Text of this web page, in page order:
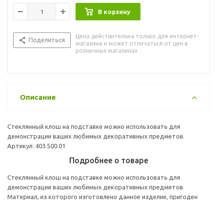
В корзину
Поделиться
Цена действительна только для интернет-
магазина и может отличаться от цен в
розничных магазинах
Описание
Стеклянный клош на подставке можно использовать для
демонстрации ваших любимых декоративных предметов.
Артикул: 403.500.01
Подробнее о товаре
Стеклянный клош на подставке можно использовать для
демонстрации ваших любимых декоративных предметов.
Материал, из которого изготовлено данное изделие, пригоден